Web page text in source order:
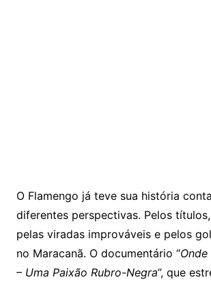
O Flamengo já teve sua história
diferentes perspectivas. Pelos
pelas viradas improváveis e pelos
no Maracanã. O documentário “Onde
– Uma Paixão Rubro-Negra”, que